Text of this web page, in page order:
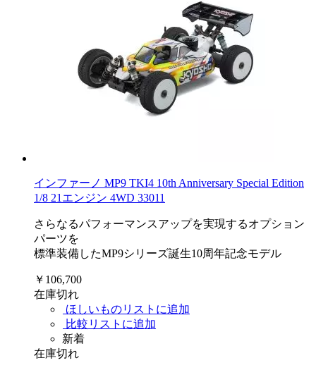
インファーノ MP9 TKI4 10th Anniversary Special Edition
1/8 21エンジン 4WD 33011
さらなるパフォーマンスアップを実現するオプション
パーツを
標準装備したMP9シリーズ誕生10周年記念モデル
￥106,700
在庫切れ
ほしいものリストに追加
比較リストに追加
新着
在庫切れ